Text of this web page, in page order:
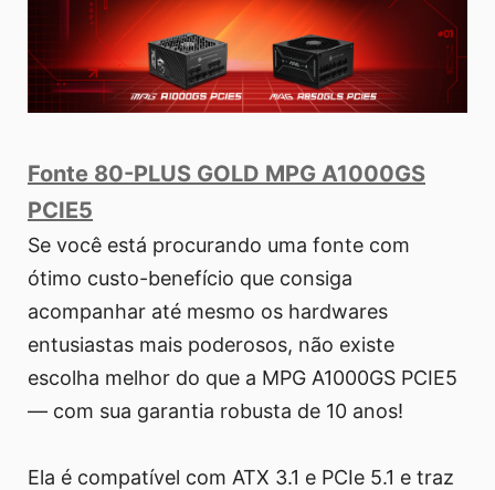
Fonte 80-PLUS GOLD MPG A1000GS
PCIE5
Se você está procurando uma fonte com
ótimo custo-benefício que consiga
acompanhar até mesmo os hardwares
entusiastas mais poderosos, não existe
escolha melhor do que a MPG A1000GS PCIE5
— com sua garantia robusta de 10 anos!
Ela é compatível com ATX 3.1 e PCIe 5.1 e traz